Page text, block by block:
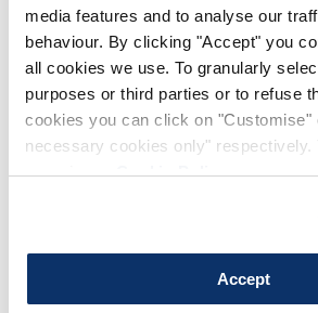
media features and to analyse our
behaviour. By clicking "Accept" you
all cookies we use. To granularly
purposes or third parties or to refuse
cookies you can click on "Customise"
necessary cookies only" respectively.
more in ourCookie Policy.
Accept
PROJECT
HIGH
250,00 CHF150,00 CHF -40%
HIGH
500,00